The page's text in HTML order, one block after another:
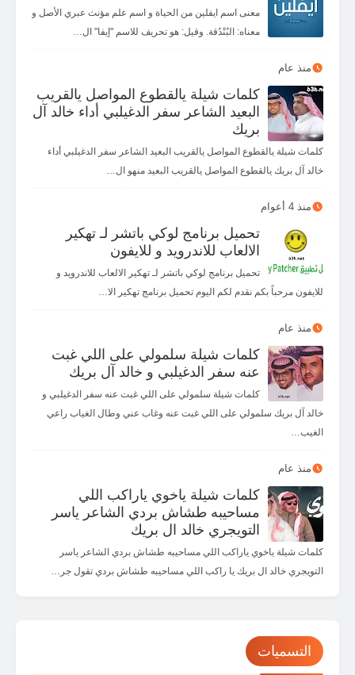
معنى اسم ايفلين من الحياة و اسم علم مؤنث عبري الأصل و
معناه: البُنْدُقة. وقيل: هو تحريف للاسم "إيفا" ال…
منذ عام
كلمات شيلة يالقطوع المواصل يالقريب
البعيد الشاعر سفر الدغيلبي أداء خالد آل
بريك
كلمات شيلة يالقطوع المواصل يالقريب البعيد الشاعر سفر الدغيلبي أداء
خالد آل بريك يالقطوع المواصل يالقريب البعيد منهو ال…
منذ 4 أعوام
تحميل برنامج لوكي باتشر لـ تهكير
الالعاب للاندرويد و للايفون
تحميل برنامج لوكي باتشر لـ تهكير الالعاب للاندرويد و
للايفون مرحباً بكم نقدم لكم اليوم تحميل برنامج تهكير الا…
منذ عام
كلمات شيلة سلمولي على اللي غبت
عنه سفر الدغيلبي و خالد آل بريك
كلمات شيلة سلمولي على اللي غبت عنه سفر الدغيلبي و
خالد آل بريك سلمولي على اللي غبت عنه وغاب عني وطال الغياب راعي
الغيب…
منذ عام
كلمات شيلة ياخوي ياراكب اللي
مساحيبه طشاش بردي الشاعر ياسر
التويجري خالد ال بريك
كلمات شيلة ياخوي ياراكب اللي مساحيبه طشاش بردي الشاعر ياسر
التويجري خالد ال بريك يا راكب اللي مساحيبه طشاش بردي تقول جر…
التسميات